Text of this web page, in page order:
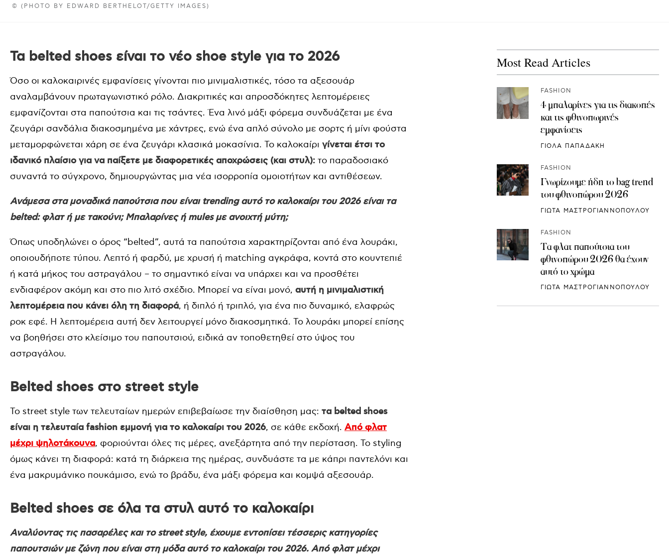
© (PHOTO BY EDWARD BERTHELOT/GETTY IMAGES)
Τα belted shoes είναι το νέο shoe style για το 2026
Όσο οι καλοκαιρινές εμφανίσεις γίνονται πιο μινιμαλιστικές, τόσο τα αξεσουάρ
αναλαμβάνουν πρωταγωνιστικό ρόλο. Διακριτικές και απροσδόκητες λεπτομέρειες
εμφανίζονται στα παπούτσια και τις τσάντες. Ένα λινό μάξι φόρεμα συνδυάζεται με ένα
ζευγάρι σανδάλια διακοσμημένα με χάντρες, ενώ ένα απλό σύνολο με σορτς ή μίνι φούστα
μεταμορφώνεται χάρη σε ένα ζευγάρι κλασικά μοκασίνια. Το καλοκαίρι γίνεται έτσι το
ιδανικό πλαίσιο για να παίξετε με διαφορετικές αποχρώσεις (και στυλ): το παραδοσιακό
συναντά το σύγχρονο, δημιουργώντας μια νέα ισορροπία ομοιοτήτων και αντιθέσεων.
Ανάμεσα στα μοναδικά παπούτσια που είναι trending αυτό το καλοκαίρι του 2026 είναι τα
belted: φλατ ή με τακούνι; Μπαλαρίνες ή mules με ανοιχτή μύτη;
Όπως υποδηλώνει ο όρος “belted”, αυτά τα παπούτσια χαρακτηρίζονται από ένα λουράκι,
οποιουδήποτε τύπου. Λεπτό ή φαρδύ, με χρυσή ή matching αγκράφα, κοντά στο κουντεπιέ
ή κατά μήκος του αστραγάλου – το σημαντικό είναι να υπάρχει και να προσθέτει
ενδιαφέρον ακόμη και στο πιο λιτό σχέδιο. Μπορεί να είναι μονό, αυτή η μινιμαλιστική
λεπτομέρεια που κάνει όλη τη διαφορά, ή διπλό ή τριπλό, για ένα πιο δυναμικό, ελαφρώς
ροκ εφέ. Η λεπτομέρεια αυτή δεν λειτουργεί μόνο διακοσμητικά. Το λουράκι μπορεί επίσης
να βοηθήσει στο κλείσιμο του παπουτσιού, ειδικά αν τοποθετηθεί στο ύψος του
αστραγάλου.
Belted shoes στο street style
Το street style των τελευταίων ημερών επιβεβαίωσε την διαίσθηση μας: τα belted shoes
είναι η τελευταία fashion εμμονή για το καλοκαίρι του 2026, σε κάθε εκδοχή. Από φλατ
μέχρι ψηλοτάκουνα, φοριούνται όλες τις μέρες, ανεξάρτητα από την περίσταση. Το styling
όμως κάνει τη διαφορά: κατά τη διάρκεια της ημέρας, συνδυάστε τα με κάπρι παντελόνι και
ένα μακρυμάνικο πουκάμισο, ενώ το βράδυ, ένα μάξι φόρεμα και κομψά αξεσουάρ.
Belted shoes σε όλα τα στυλ αυτό το καλοκαίρι
Αναλύοντας τις πασαρέλες και το street style, έχουμε εντοπίσει τέσσερις κατηγορίες
παπουτσιών με ζώνη που είναι στη μόδα αυτό το καλοκαίρι του 2026. Από φλατ μέχρι
Most Read Articles
FASHION
4 μπαλαρίνες για τις διακοπές
και τις φθινοπωρινές
εμφανίσεις
ΓΙΟΛΑ ΠΑΠΑΔΑΚΗ
FASHION
Γνωρίζουμε ήδη το bag trend
του φθινοπώρου 2026
ΓΙΩΤΑ ΜΑΣΤΡΟΓΙΑΝΝΟΠΟΥΛΟΥ
FASHION
Τα φλατ παπούτσια του
φθινοπώρου 2026 θα έχουν
αυτό το χρώμα
ΓΙΩΤΑ ΜΑΣΤΡΟΓΙΑΝΝΟΠΟΥΛΟΥ